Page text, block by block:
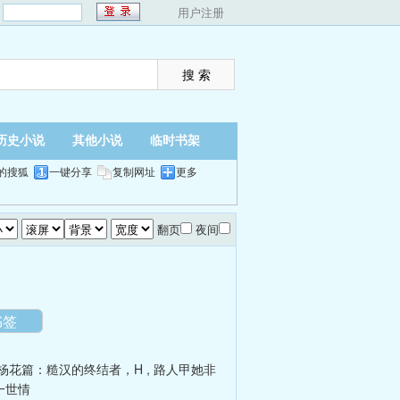
用户注册
史小说 其他小说 临时书架
搜狐 一键分享 复制网址 更多
翻页 夜间
花篇：糙汉的终结者，H , 路人甲她非
世情